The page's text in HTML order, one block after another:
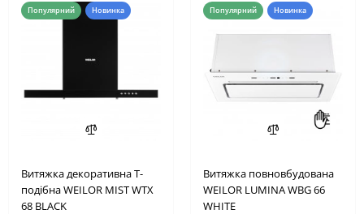
Популярний Новинка
Витяжка декоративна Т-
подібна WEILOR MIST WTX
68 BLACK
Популярний Новинка
Витяжка повновбудована
WEILOR LUMINA WBG 66
WHITE